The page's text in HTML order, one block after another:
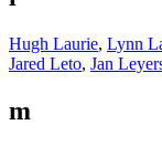
Hugh Laurie, Lynn
Jared Leto, Jan
m